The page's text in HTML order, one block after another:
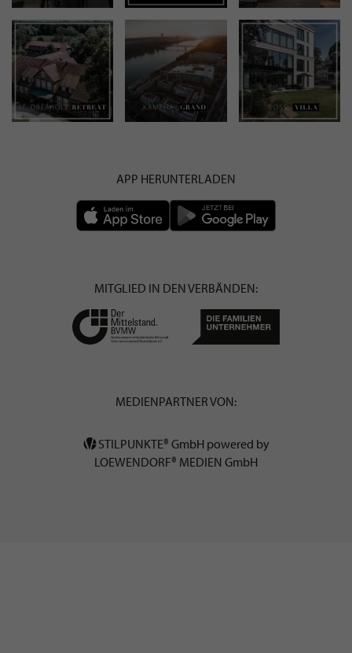
APP HERUNTERLADEN
MITGLIED IN DEN VERBÄNDEN:
MEDIENPARTNER VON:
STILPUNKTE® GmbH powered by
LOEWENDORF® MEDIEN GmbH